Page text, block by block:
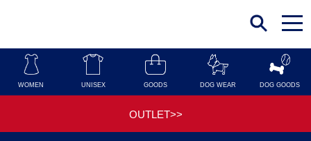
t
o
g
n
a
WOMEN UNISEX GOODS DOG WEAR DOG GOODS
OUTLET>>